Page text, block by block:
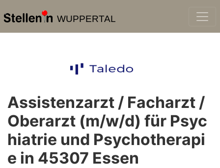
WUPPERTAL
Assistenzarzt / Facharzt /
Oberarzt (m/w/d) für Psyc
hiatrie und Psychotherapi
e in 45307 Essen